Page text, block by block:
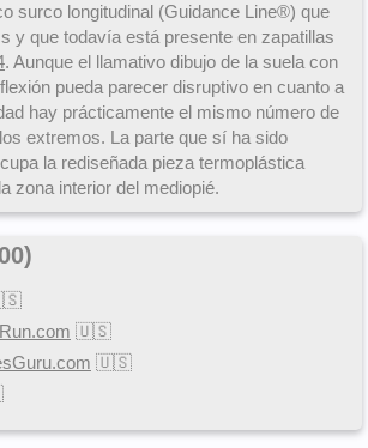
surco longitudinal (Guidance Line®) que
y que todavía está presente en zapatillas
. Aunque el llamativo dibujo de la suela con
pueda parecer disruptivo en cuanto a
hay prácticamente el mismo número de
extremos. La parte que sí ha sido
la rediseñada pieza termoplástica
zona interior del mediopié.
)
🇺🇸
🇺🇸